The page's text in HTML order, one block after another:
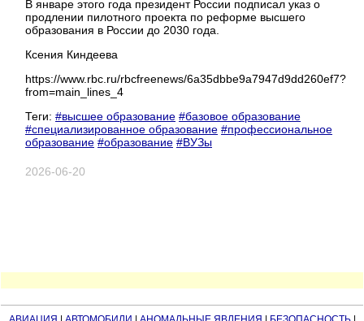
В январе этого года президент России подписал указ о
продлении пилотного проекта по реформе высшего
образования в России до 2030 года.
Ксения Киндеева
https://www.rbc.ru/rbcfreenews/6a35dbbe9a7947d9dd260ef7?
from=main_lines_4
Теги: #высшее образование #базовое образование
#специализированное образование #профессиональное
образование #образование #ВУЗы
2026-06-20